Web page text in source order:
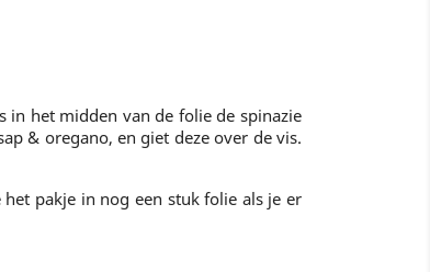
in het midden van de folie de spinazie
& oregano, en giet deze over de vis.
pakje in nog een stuk folie als je er